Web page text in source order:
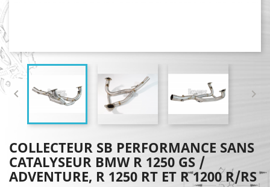
 
COLLECTEUR SB PERFORMANCE SANS
CATALYSEUR BMW R 1250 GS /
ADVENTURE, R 1250 RT ET R 1200 R/RS